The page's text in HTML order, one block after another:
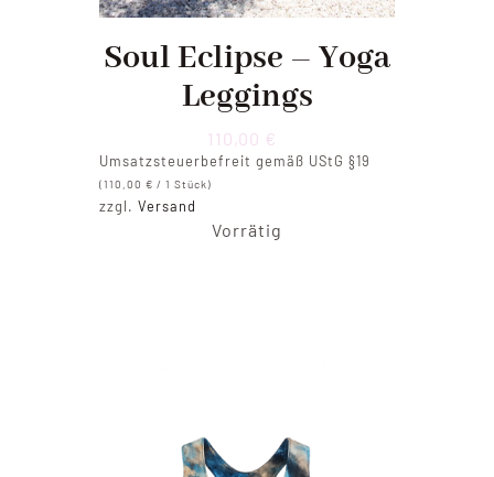
Soul Eclipse – Yoga
Leggings
110,00 €
Umsatzsteuerbefreit gemäß UStG §19
(110,00€ / 1 Stück)
zzgl.Versand
Vorrätig